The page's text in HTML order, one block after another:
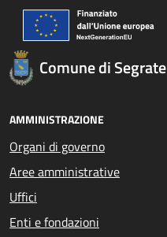
Comune di Segrate
AMMINISTRAZIONE
Organi di governo
Aree amministrative
Uffici
Enti e fondazioni